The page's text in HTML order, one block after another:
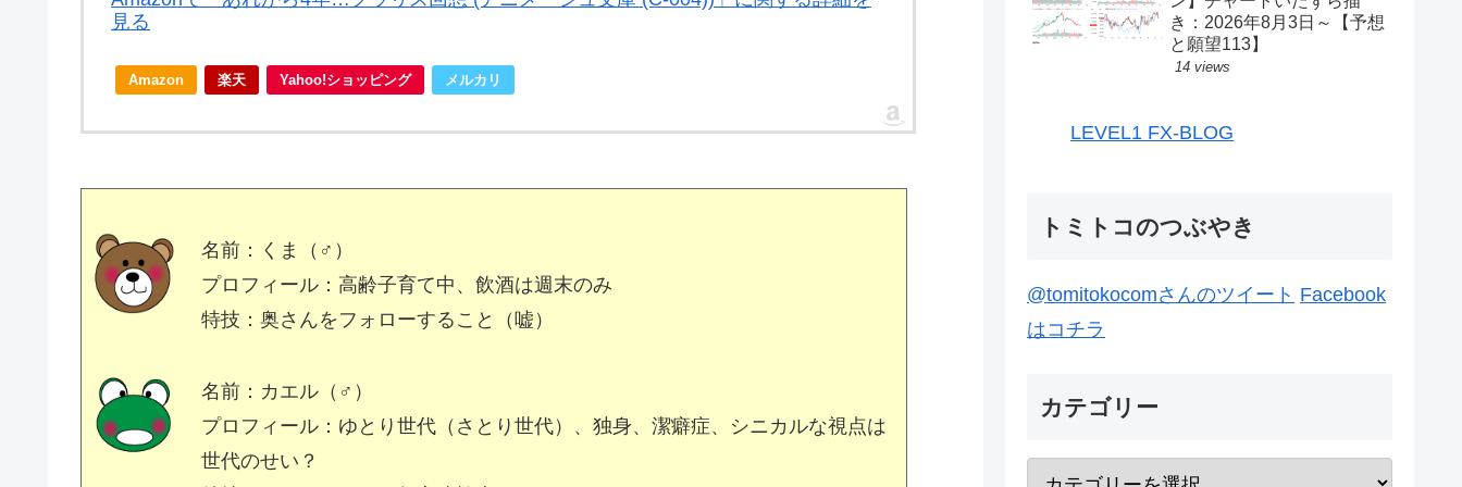
見る
Amazon 楽天 Yahoo!ショッピング メルカリ
名前：くま（♂）
プロフィール：高齢子育て中、飲酒は週末のみ
特技：奥さんをフォローすること（嘘）
名前：カエル（♂）
プロフィール：ゆとり世代（さとり世代）、独身、潔癖症、シニカルな視点は
世代のせい？
き：2026年8月3日～【予想
と願望113】
14 views
LEVEL1 FX-BLOG
トミトコのつぶやき
@tomitokocomさんのツイート Facebook
はコチラ
カテゴリー